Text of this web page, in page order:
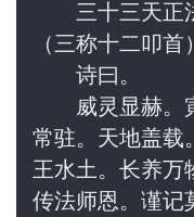
三十三天正法
（三称十二叩首）
诗曰。
威灵显赫。寅
常驻。天地盖载
王水土。长养万
传法师恩。谨记